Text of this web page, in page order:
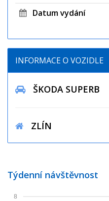
Datum vydání
INFORMACE O VOZIDLE
ŠKODA SUPERB
ZLÍN
Týdenní návštěvnost
8